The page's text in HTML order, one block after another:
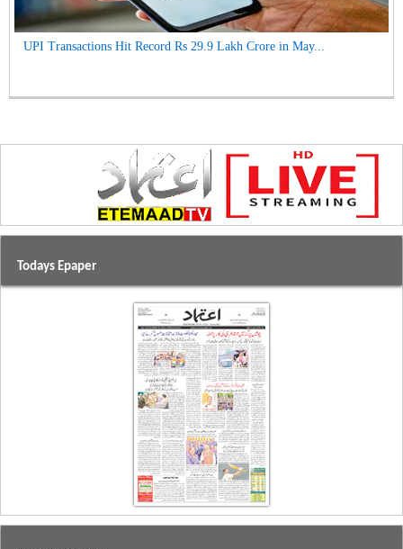
UPI Transactions Hit Record Rs 29.9 Lakh Crore in May...
Todays Epaper